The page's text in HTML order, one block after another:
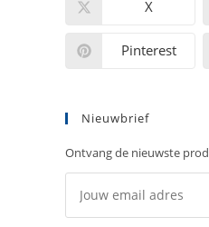
X
Pinterest
Nieuwbrief
Ontvang de nieuwste